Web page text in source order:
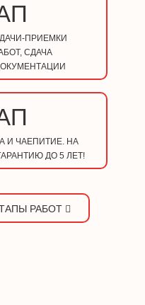
ПРИЕМКИ
СДАЧА
И ЧАЕПИТИЕ. НА
ДО 5 ЛЕТ!
РАБОТ